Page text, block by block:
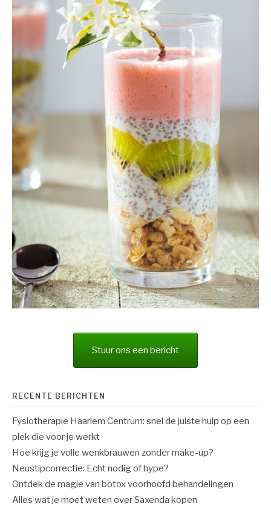
Stuur ons een bericht
RECENTE BERICHTEN
Fysiotherapie Haarlem Centrum: snel de juiste hulp op een
plek die voor je werkt
Hoe krijg je volle wenkbrauwen zonder make-up?
Neustipcorrectie: Echt nodig of hype?
Ontdek de magie van botox voorhoofd behandelingen
Alles wat je moet weten over Saxenda kopen